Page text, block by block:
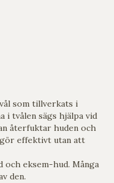
som tillverkats i
i tvålen sägs hjälpa vid
återfuktar huden och
effektivt utan att
eksem-hud. Många
den.